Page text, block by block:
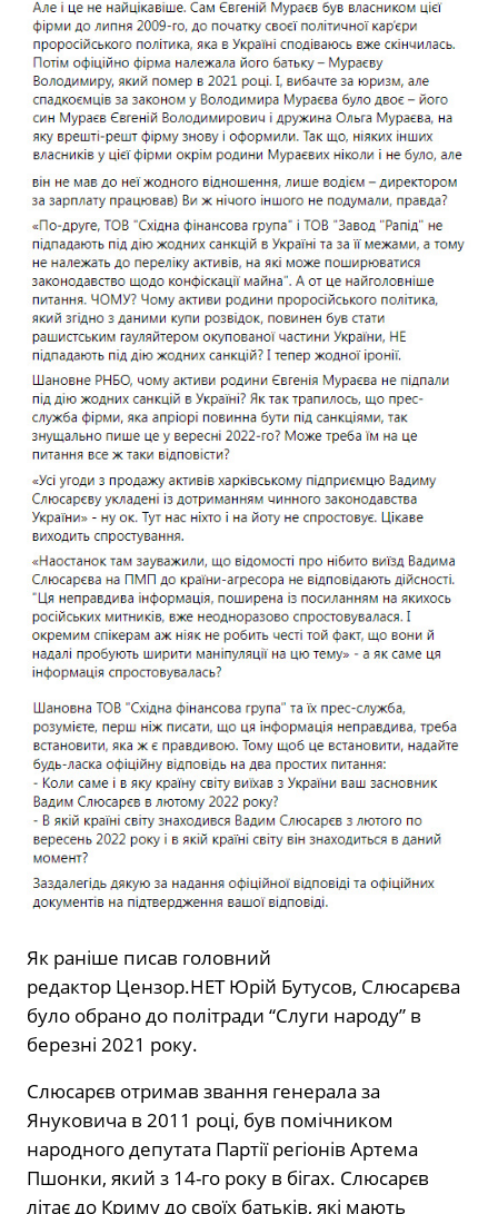
Як раніше писав головний
редактор Цензор.НЕТ Юрій Бутусов, Слюсарєва
було обрано до політради “Слуги народу” в
березні 2021 року.
Слюсарєв отримав звання генерала за
Януковича в 2011 році, був помічником
народного депутата Партії регіонів Артема
Пшонки, який з 14-го року в бігах. Слюсарєв
літає до Криму до своїх батьків, які мають